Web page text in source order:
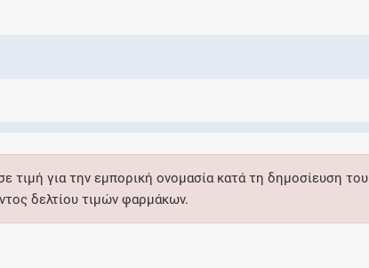
ενός φαρμάκου κατά τη διάρκεια της
εγκυμοσύνης ή του θηλασμού
τιμή για την εμπορική ονομασία κατά τη δημοσίευση του
δελτίου τιμών φαρμάκων.